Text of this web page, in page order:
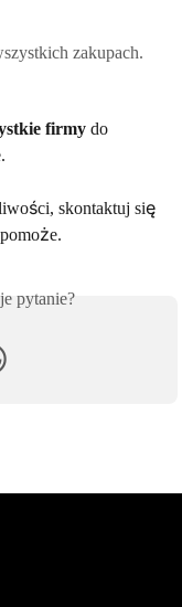
zakupach.
firmy do
skontaktuj się
pytanie?